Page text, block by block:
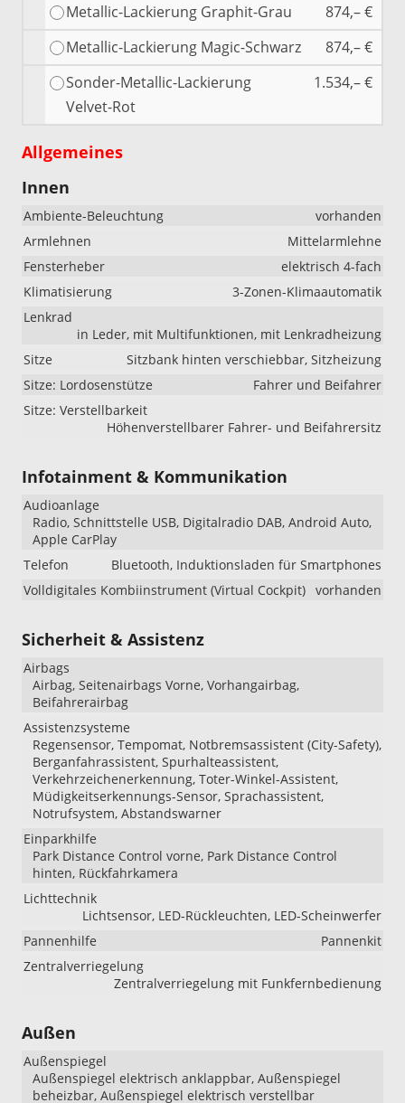
Metallic-Lackierung Graphit-Grau
874,– €
Metallic-Lackierung Magic-Schwarz
874,– €
Sonder-Metallic-Lackierung
Velvet-Rot
1.534,– €
Allgemeines
Innen
Ambiente-Beleuchtung
vorhanden
Armlehnen
Mittelarmlehne
Fensterheber
elektrisch 4-fach
Klimatisierung
3-Zonen-Klimaautomatik
Lenkrad
in Leder, mit Multifunktionen, mit Lenkradheizung
Sitze
Sitzbank hinten verschiebbar, Sitzheizung
Sitze: Lordosenstütze
Fahrer und Beifahrer
Sitze: Verstellbarkeit
Höhenverstellbarer Fahrer- und Beifahrersitz
Infotainment & Kommunikation
Audioanlage
Radio, Schnittstelle USB, Digitalradio DAB, Android Auto,
Apple CarPlay
Telefon
Bluetooth, Induktionsladen für Smartphones
Volldigitales Kombiinstrument (Virtual Cockpit) vorhanden
Sicherheit & Assistenz
Airbags
Airbag, Seitenairbags Vorne, Vorhangairbag,
Beifahrerairbag
Assistenzsysteme
Regensensor, Tempomat, Notbremsassistent (City-Safety),
Berganfahrassistent, Spurhalteassistent,
Verkehrzeichenerkennung, Toter-Winkel-Assistent,
Müdigkeitserkennungs-Sensor, Sprachassistent,
Notrufsystem, Abstandswarner
Einparkhilfe
Park Distance Control vorne, Park Distance Control
hinten, Rückfahrkamera
Lichttechnik
Lichtsensor, LED-Rückleuchten, LED-Scheinwerfer
Pannenhilfe
Pannenkit
Zentralverriegelung
Zentralverriegelung mit Funkfernbedienung
Außen
Außenspiegel
Außenspiegel elektrisch anklappbar, Außenspiegel
beheizbar, Außenspiegel elektrisch verstellbar